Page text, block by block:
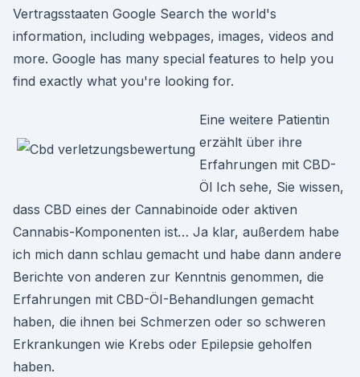
Vertragsstaaten Google Search the world's
information, including webpages, images, videos and
more. Google has many special features to help you
find exactly what you're looking for.
Eine weitere Patientin
erzählt über ihre
Erfahrungen mit CBD-
Öl Ich sehe, Sie wissen,
dass CBD eines der Cannabinoide oder aktiven
Cannabis-Komponenten ist… Ja klar, außerdem habe
ich mich dann schlau gemacht und habe dann andere
Berichte von anderen zur Kenntnis genommen, die
Erfahrungen mit CBD-ÖI-Behandlungen gemacht
haben, die ihnen bei Schmerzen oder so schweren
Erkrankungen wie Krebs oder Epilepsie geholfen
haben.